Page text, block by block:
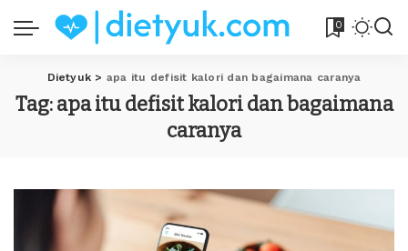
0
Dietyuk > apa itu defisit kalori dan bagaimana caranya
Tag:apa itu defisit kalori dan bagaimana
caranya